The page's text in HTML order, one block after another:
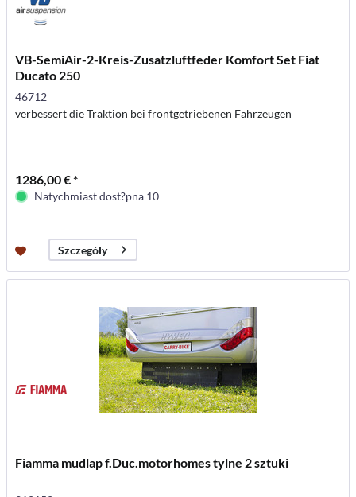
VB-SemiAir-2-Kreis-Zusatzluftfeder Komfort Set Fiat
Ducato 250
46712
verbessert die Traktion bei frontgetriebenen Fahrzeugen
1286,00 € *
Natychmiast dost?pna 10
Szczegóły
Fiamma mudlap f.Duc.motorhomes tylne 2 sztuki